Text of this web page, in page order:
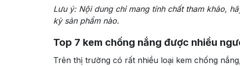
Lưu ý: Nội dung chỉ mang tính chất tham khảo,
kỳ sản phẩm nào.
Top 7 kem chống nắng được nhiều
Trên thị trường có rất nhiều loại kem chống